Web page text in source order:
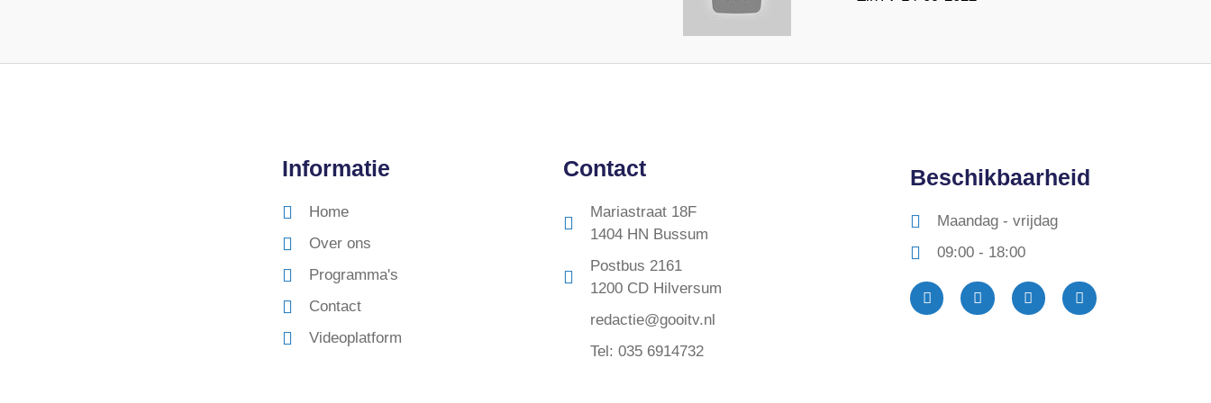
Informatie
Home
Over ons
Programma's
Contact
Videoplatform
Contact
Mariastraat 18F
1404 HN Bussum
Postbus 2161
1200 CD Hilversum
redactie@gooitv.nl
Tel: 035 6914732
Beschikbaarheid
Maandag - vrijdag
09:00 - 18:00